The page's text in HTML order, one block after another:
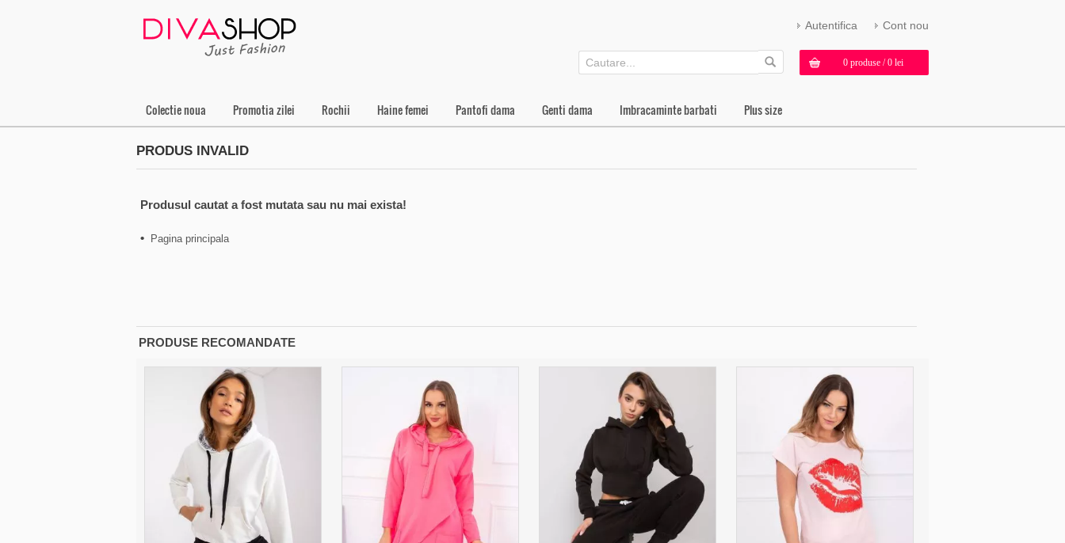
Autentifica Cont nou
0 produse / 0 lei
Colectie noua Promotia zilei Rochii Haine femei Pantofi dama Genti dama Imbracaminte barbati Plus size
PRODUS INVALID
Produsul cautat a fost mutata sau nu mai exista!
• Pagina principala
PRODUSE RECOMANDATE